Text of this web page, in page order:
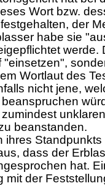
Wort bzw.
der
habe sie
werde.
Wortlaut des
nicht jene,
beanstanden.
ihres
dass der
hat.
mit der